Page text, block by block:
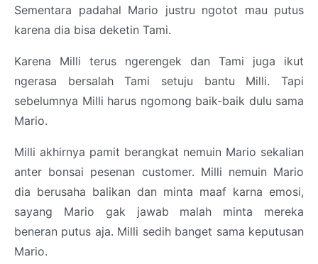
Sementara padahal Mario justru ngotot mau putus
karena dia bisa deketin Tami.
Karena Milli terus ngerengek dan Tami juga ikut
ngerasa bersalah Tami setuju bantu Milli. Tapi
sebelumnya Milli harus ngomong baik-baik dulu sama
Mario.
Milli akhirnya pamit berangkat nemuin Mario sekalian
anter bonsai pesenan customer. Milli nemuin Mario
dia berusaha balikan dan minta maaf karna emosi,
sayang Mario gak jawab malah minta mereka
beneran putus aja. Milli sedih banget sama keputusan
Mario.